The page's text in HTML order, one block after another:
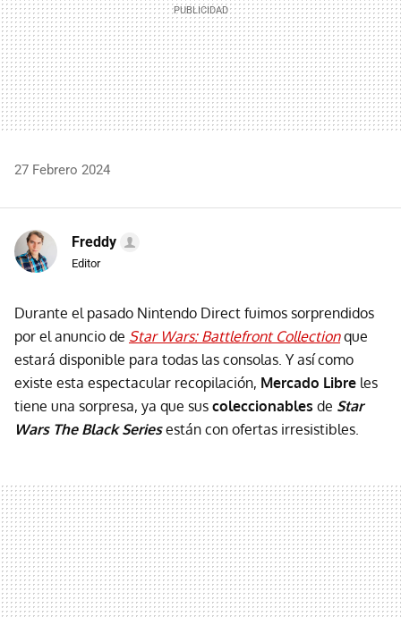
27 Febrero 2024
Freddy
Editor
Durante el pasado Nintendo Direct fuimos sorprendidos
por el anuncio de Star Wars: Battlefront Collection que
estará disponible para todas las consolas. Y así como
existe esta espectacular recopilación, Mercado Libre les
tiene una sorpresa, ya que sus coleccionables de Star
Wars The Black Seriesestán con ofertas irresistibles.